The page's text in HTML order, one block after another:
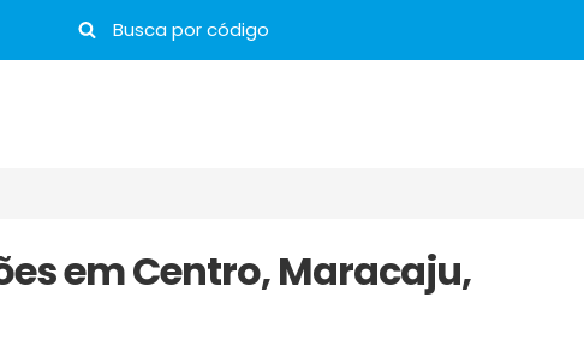
em Centro, Maracaju,